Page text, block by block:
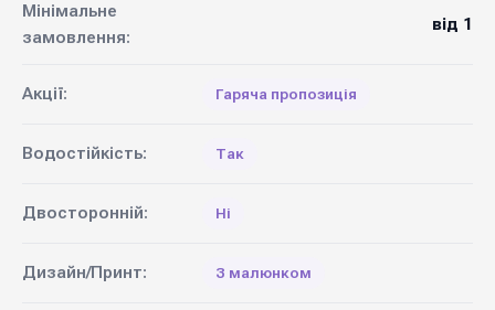
Мінімальне
замовлення:
від 1
Акції: Гаряча пропозиція
Водостійкість: Так
Двосторонній: Ні
Дизайн/Принт: З малюнком